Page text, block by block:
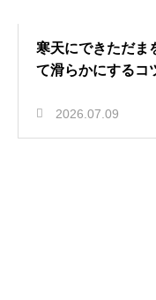
寒天にできただま
て滑らかにするコ
2026.07.09